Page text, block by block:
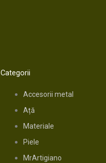
Categorii
Accesorii metal
Ață
Materiale
Piele
MrArtigiano